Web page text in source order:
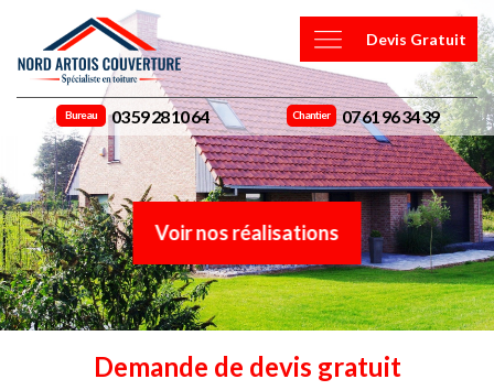
Devis Gratuit
Bureau 03 59 28 10 64 Chantier 07 61 96 34 39
Voir nos réalisations
Demande de devis gratuit